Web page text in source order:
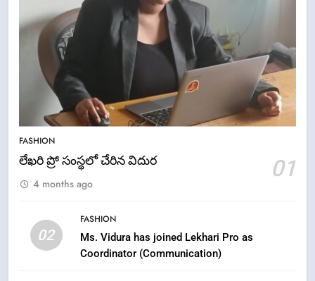
FASHION
లేఖరి ప్రో సంస్థలో చేరిన విదుర 01
4 months ago
02
FASHION
Ms. Vidura has joined Lekhari Pro as
Coordinator (Communication)
5
Parabhava Nama Samvatsaram